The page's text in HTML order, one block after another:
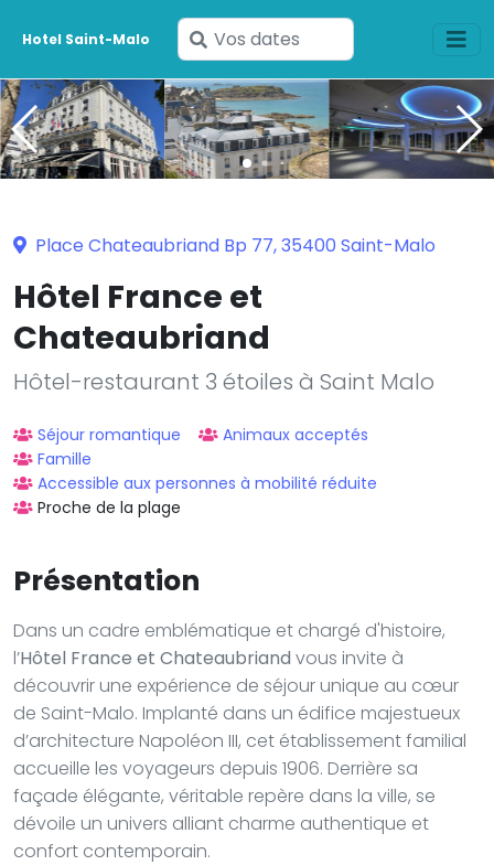
Hotel Saint-Malo
Saisissez
vos
dates
Place Chateaubriand Bp 77, 35400 Saint-Malo
Hôtel France et
Chateaubriand
Hôtel-restaurant 3 étoiles à Saint Malo
Séjour romantique
Animaux acceptés
Famille
Accessible aux personnes à mobilité réduite
Proche de la plage
Présentation
Dans un cadre emblématique et chargé d'histoire,
l’Hôtel France et Chateaubriand vous invite à
découvrir une expérience de séjour unique au cœur
de Saint-Malo. Implanté dans un édifice majestueux
d’architecture Napoléon III, cet établissement familial
accueille les voyageurs depuis 1906. Derrière sa
façade élégante, véritable repère dans la ville, se
dévoile un univers alliant charme authentique et
confort contemporain.